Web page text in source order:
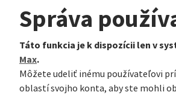
Správa
Táto funkcia je k dispozícii len v
Max.
Môžete udeliť inému používateľovi
oblastí svojho konta, aby ste mohli